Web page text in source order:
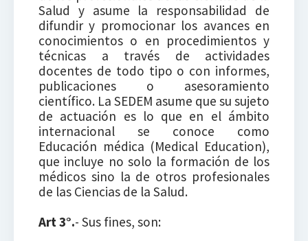
Salud y asume la responsabilidad de
difundir y promocionar los avances en
conocimientos o en procedimientos y
técnicas a través de actividades
docentes de todo tipo o con informes,
publicaciones o asesoramiento
científico. La SEDEM asume que su sujeto
de actuación es lo que en el ámbito
internacional se conoce como
Educación médica (Medical Education),
que incluye no solo la formación de los
médicos sino la de otros profesionales
de las Ciencias de la Salud.
Art 3°.- Sus fines, son: